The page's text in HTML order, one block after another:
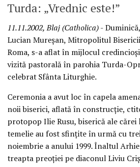
Turda: „Vrednic este!”
11.11.2002, Blaj (Catholica)-
Lucian Mureşan, Mitropolitul
Roma, s-a aflat în mijlocul
vizită pastorală în parohia Turda-
celebrat Sfânta Liturghie.
Ceremonia a avut loc în capela
noii biserici, aflată în construcţie,
protopop Ilie Rusu, biserică ale cărei
temelie au fost sfinţite în urmă cu
noiembrie a anului 1999. Înaltul
treapta preoţiei pe diaconul Liviu